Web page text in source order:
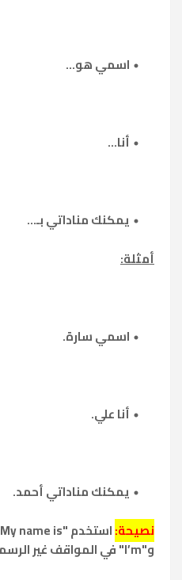
اسمي هو...
أنا...
يمكنك مناداتي بـ...
أمثلة:
اسمي سارة.
أنا علي.
يمكنك مناداتي أحمد.
نصيحة:
و"I’m" في المواقف غير الرسمية.